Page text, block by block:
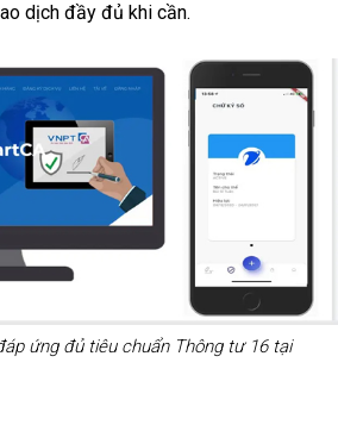
dịch đầy đủ khi cần.
ứng đủ tiêu chuẩn Thông tư 16 tại